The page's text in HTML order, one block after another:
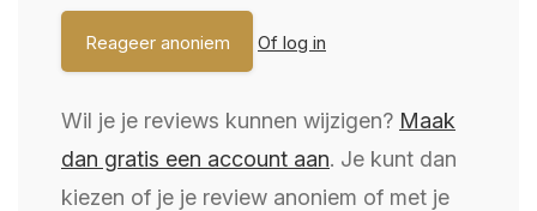
Of log in
Wil je je reviews kunnen wijzigen? Maak
dan gratis een account aan. Je kunt dan
kiezen of je je review anoniem of met je